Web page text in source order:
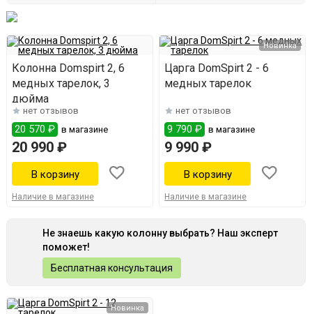
Колонна Domspirt 2, 6
медных тарелок, 3
дюйма
нет отзывов
20 570 ₽ в магазине
20 990 ₽
Наличие в магазине
Новинка
Царга DomSpirt 2 - 6
медных тарелок
нет отзывов
9 790 ₽ в магазине
9 990 ₽
Наличие в магазине
Не знаешь какую колонну выбрать? Наш эксперт
поможет!
Бесплатная консультация
Новинка